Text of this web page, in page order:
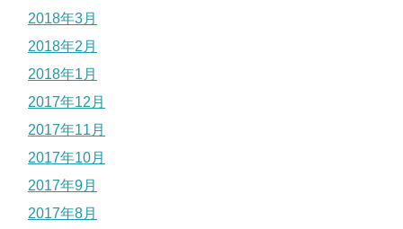
2018年3月
2018年2月
2018年1月
2017年12月
2017年11月
2017年10月
2017年9月
2017年8月